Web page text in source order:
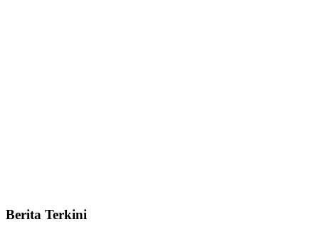
Berita Terkini